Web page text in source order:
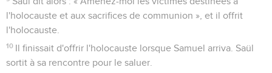
l'holocauste et aux sacrifices de communion », et il offrit
l'holocauste.
10 Il finissait d'offrir l'holocauste lorsque Samuel arriva. Saül
sortit à sa rencontre pour le saluer.